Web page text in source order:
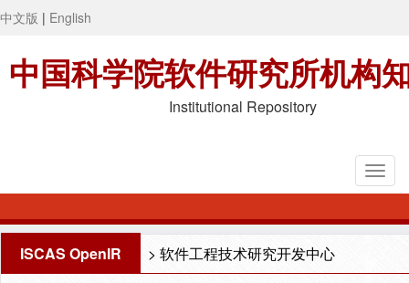
中文版 | English
中国科学院软件研究所机构
Institutional Repository
ISCAS OpenIR > 软件工程技术研究开发中心